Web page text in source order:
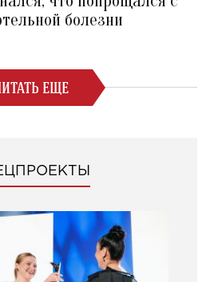
болезни
ЕЩЕ